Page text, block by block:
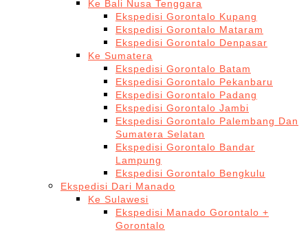
Ke Bali Nusa Tenggara
Ekspedisi Gorontalo Kupang
Ekspedisi Gorontalo Mataram
Ekspedisi Gorontalo Denpasar
Ke Sumatera
Ekspedisi Gorontalo Batam
Ekspedisi Gorontalo Pekanbaru
Ekspedisi Gorontalo Padang
Ekspedisi Gorontalo Jambi
Ekspedisi Gorontalo Palembang Dan
Sumatera Selatan
Ekspedisi Gorontalo Bandar
Lampung
Ekspedisi Gorontalo Bengkulu
Ekspedisi Dari Manado
Ke Sulawesi
Ekspedisi Manado Gorontalo +
Gorontalo